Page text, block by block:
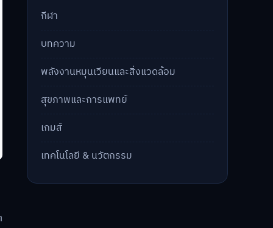
กีฬา
บทความ
พลังงานหมุนเวียนและสิ่งแวดล้อม
สุขภาพและการแพทย์
เกมส์
เทคโนโลยี & นวัตกรรม